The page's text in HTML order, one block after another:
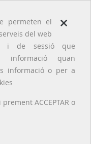
×
permeten el
del web
i de sessió que
informació quan
informació o per a
ACCEPTAR o